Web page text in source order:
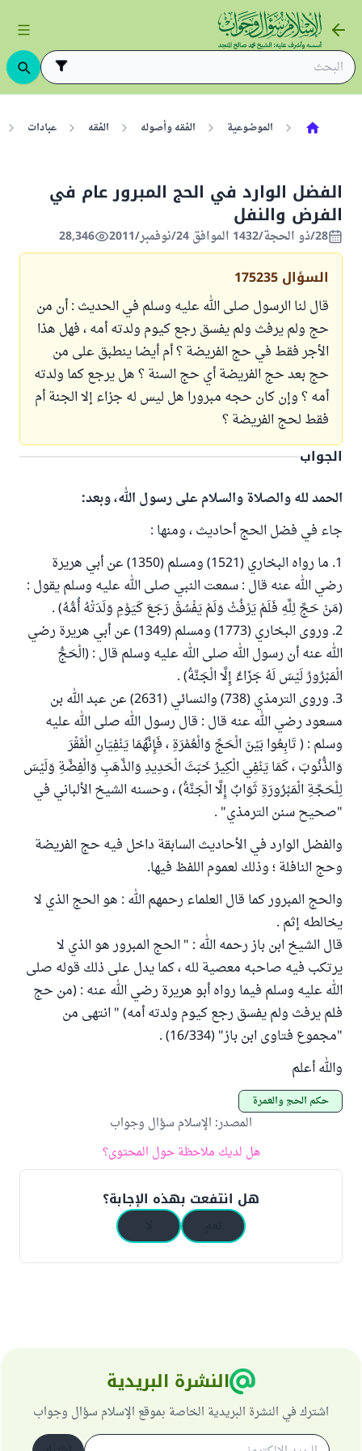
الموضوعية الفقه وأصوله الفقه عبادات
الفضل الوارد في الحج المبرور عام في
الفرض والنفل
28/ذو الحجة/1432 الموافق 24/نوفمبر/2011 28,346
السؤال 175235
قال لنا الرسول صلى الله عليه وسلم في الحديث : أن من
حج ولم يرفث ولم يفسق رجع كيوم ولدته أمه ، فهل هذا
الأجر فقط في حج الفريضة ؟ أم أيضا ينطبق على من
حج بعد حج الفريضة أي حج السنة ؟ هل يرجع كما ولدته
أمه ؟ وإن كان حجه مبرورا هل ليس له جزاء إلا الجنة أم
فقط لحج الفريضة ؟
الجواب
الحمد لله والصلاة والسلام على رسول الله، وبعد:
جاء في فضل الحج أحاديث ، ومنها :
1. ما رواه البخاري (1521) ومسلم (1350) عن أبي هريرة
رضي الله عنه قال : سمعت النبي صلى الله عليه وسلم يقول :
(مَنْ حَجَّ لِلَّهِ فَلَمْ يَرْفُثْ وَلَمْ يَفْسُقْ رَجَعَ كَيَوْمِ وَلَدَتْهُ أُمُّهُ) .
2. وروى البخاري (1773) ومسلم (1349) عن أبي هريرة رضي
الله عنه أن رسول الله صلى الله عليه وسلم قال : (الْحَجُّ
الْمَبْرُورُ لَيْسَ لَهُ جَزَاءٌ إِلَّا الْجَنَّةُ) .
3. وروى الترمذي (738) والنسائي (2631) عن عبد الله بن
مسعود رضي الله عنه قال : قال رسول الله صلى الله عليه
وسلم : ( تَابِعُوا بَيْنَ الْحَجِّ وَالْعُمْرَةِ ، فَإِنَّهُمَا يَنْفِيَانِ الْفَقْرَ
وَالذُّنُوبَ ، كَمَا يَنْفِي الْكِيرُ خَبَثَ الْحَدِيدِ وَالذَّهَبِ وَالْفِضَّةِ وَلَيْسَ
لِلْحَجَّةِ الْمَبْرُورَةِ ثَوَابٌ إِلَّا الْجَنَّةُ) ، وحسنه الشيخ الألباني في
"صحيح سنن الترمذي" .
والفضل الوارد في الأحاديث السابقة داخل فيه حج الفريضة
وحج النافلة ؛ وذلك لعموم اللفظ فيها.
والحج المبرور كما قال العلماء رحمهم الله : هو الحج الذي لا
يخالطه إثم .
قال الشيخ ابن باز رحمه الله : " الحج المبرور هو الذي لا
يرتكب فيه صاحبه معصية لله ، كما يدل على ذلك قوله صلى
الله عليه وسلم فيما رواه أبو هريرة رضي الله عنه : (من حج
فلم يرفث ولم يفسق رجع كيوم ولدته أمه) " انتهى من
"مجموع فتاوى ابن باز" (16/334) .
والله أعلم
حكم الحج والعمرة
المصدر: الإسلام سؤال وجواب
هل لديك ملاحظة حول المحتوى؟
هل انتفعت بهذه الإجابة؟
النشرة البريدية
اشترك في النشرة البريدية الخاصة بموقع الإسلام سؤال وجواب